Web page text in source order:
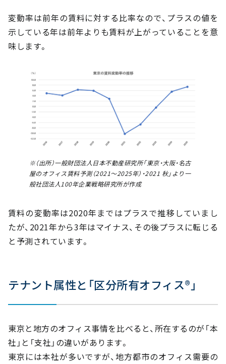
変動率は前年の賃料に対する比率なので、プラスの値を
示している年は前年よりも賃料が上がっていることを意
味します。
※（出所）一般財団法人日本不動産研究所「東京・大阪・名古
屋のオフィス賃料予測（2021～2025年）・2021 秋」より一
般社団法人100年企業戦略研究所が作成
賃料の変動率は2020年まではプラスで推移していまし
たが、2021年から3年はマイナス、その後プラスに転じる
と予測されています。
テナント属性と「区分所有オフィス®」
東京と地方のオフィス事情を比べると、所在するのが「本
社」と「支社」の違いがあります。
東京には本社が多いですが、地方都市のオフィス需要の